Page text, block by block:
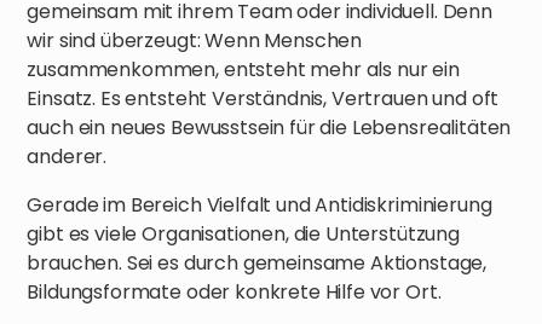
gemeinsam mit ihrem Team oder individuell. Denn
wir sind überzeugt: Wenn Menschen
zusammenkommen, entsteht mehr als nur ein
Einsatz. Es entsteht Verständnis, Vertrauen und oft
auch ein neues Bewusstsein für die Lebensrealitäten
anderer.
Gerade im Bereich Vielfalt und Antidiskriminierung
gibt es viele Organisationen, die Unterstützung
brauchen. Sei es durch gemeinsame Aktionstage,
Bildungsformate oder konkrete Hilfe vor Ort.